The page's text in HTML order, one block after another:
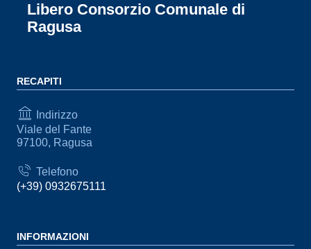
Libero Consorzio Comunale di
Ragusa
RECAPITI
Indirizzo
Viale del Fante
97100, Ragusa
Telefono
(+39) 0932675111
INFORMAZIONI